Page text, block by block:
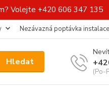
Volejte +420 606 347 135
Nezávazná poptávka instalace
Hledat
(Po-